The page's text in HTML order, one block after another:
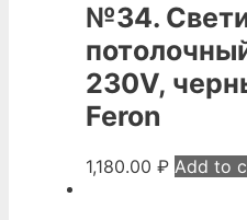
№34.
230V,
Feron
1,180.00 ₽ Add to